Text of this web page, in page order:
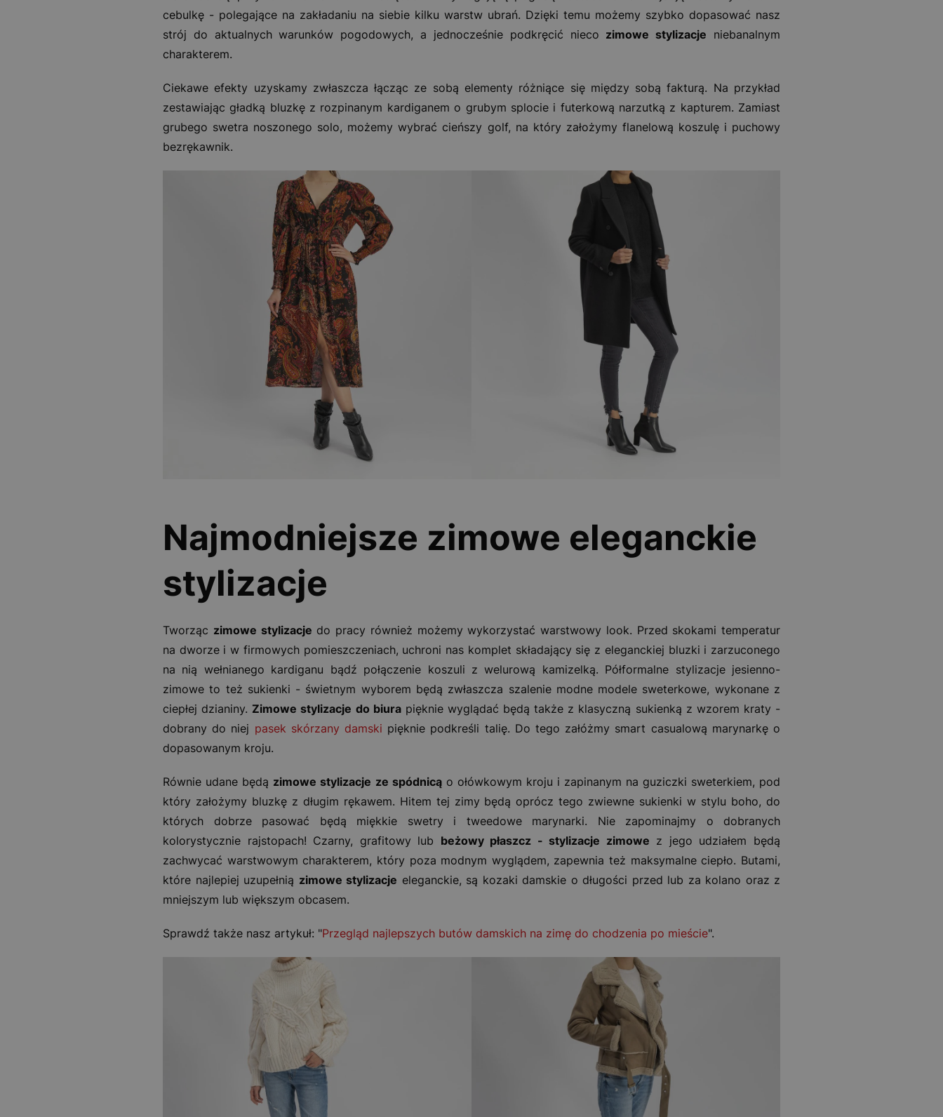
cebulkę - polegające na zakładaniu na siebie kilku warstw ubrań. Dzięki temu możemy szybko dopasować nasz
strój do aktualnych warunków pogodowych, a jednocześnie podkręcić nieco zimowe stylizacje niebanalnym
charakterem.
Ciekawe efekty uzyskamy zwłaszcza łącząc ze sobą elementy różniące się między sobą fakturą. Na przykład
zestawiając gładką bluzkę z rozpinanym kardiganem o grubym splocie i futerkową narzutką z kapturem. Zamiast
grubego swetra noszonego solo, możemy wybrać cieńszy golf, na który założymy flanelową koszulę i puchowy
bezrękawnik.
Najmodniejsze zimowe eleganckie
stylizacje
Tworząc zimowe stylizacje do pracy również możemy wykorzystać warstwowy look. Przed skokami temperatur
na dworze i w firmowych pomieszczeniach, uchroni nas komplet składający się z eleganckiej bluzki i zarzuconego
na nią wełnianego kardiganu bądź połączenie koszuli z welurową kamizelką. Półformalne stylizacje jesienno-
zimowe to też sukienki - świetnym wyborem będą zwłaszcza szalenie modne modele sweterkowe, wykonane z
ciepłej dzianiny. Zimowe stylizacje do biurapięknie wyglądać będą także z klasyczną sukienką z wzorem kraty -
dobrany do niej pasek skórzany damski pięknie podkreśli talię. Do tego załóżmy smart casualową marynarkę o
dopasowanym kroju.
Równie udane będą zimowe stylizacje ze spódnicą o ołówkowym kroju i zapinanym na guziczki sweterkiem, pod
który założymy bluzkę z długim rękawem. Hitem tej zimy będą oprócz tego zwiewne sukienki w stylu boho, do
których dobrze pasować będą miękkie swetry i tweedowe marynarki. Nie zapominajmy o dobranych
kolorystycznie rajstopach! Czarny, grafitowy lub beżowy płaszcz - stylizacje zimowe z jego udziałem będą
zachwycać warstwowym charakterem, który poza modnym wyglądem, zapewnia też maksymalne ciepło. Butami,
które najlepiej uzupełnią zimowe stylizacje eleganckie, są kozaki damskie o długości przed lub za kolano oraz z
mniejszym lub większym obcasem.
Sprawdź także nasz artykuł: "Przegląd najlepszych butów damskich na zimę do chodzenia po mieście".